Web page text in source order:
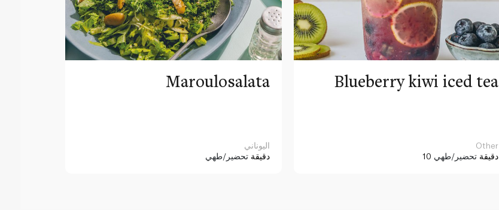
Maroulosalata
اليوناني
دقيقة تحضير/طهي
Blueberry kiwi iced tea
Other
10 دقيقة تحضير/طهي